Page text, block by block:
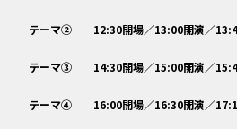
テーマ② 12:30開場／13:00開演／
テーマ③ 14:30開場／15:00開演／
テーマ④ 16:00開場／16:30開演／